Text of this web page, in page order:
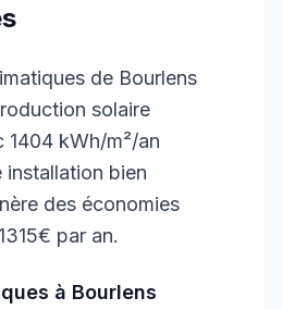
de Bourlens
solaire
1404 kWh/m²/an
bien
des économies
par an.
à Bourlens